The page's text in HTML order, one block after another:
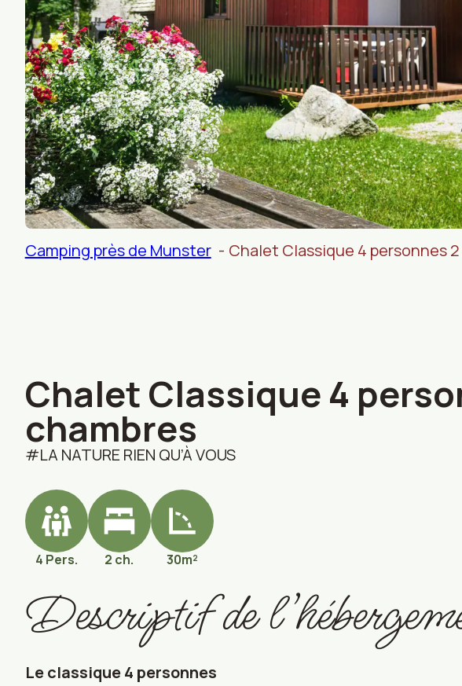
Camping près de Munster Chalet Classique 4 personnes
Chalet Classique 4
chambres
LA NATURE RIEN QU’À VOUS
4 Pers. 2 ch. 30m²
Descriptif de
Le classique 4 personnes